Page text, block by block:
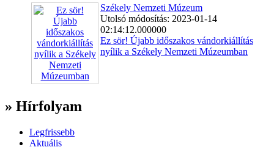
Székely Nemzeti Múzeum
Utolsó módosítás: 2023-01-14
02:14:12.000000
Ez sör! Újabb időszakos vándorkiállítás
nyílik a Székely Nemzeti Múzeumban
» Hírfolyam
Legfrissebb
Aktuális